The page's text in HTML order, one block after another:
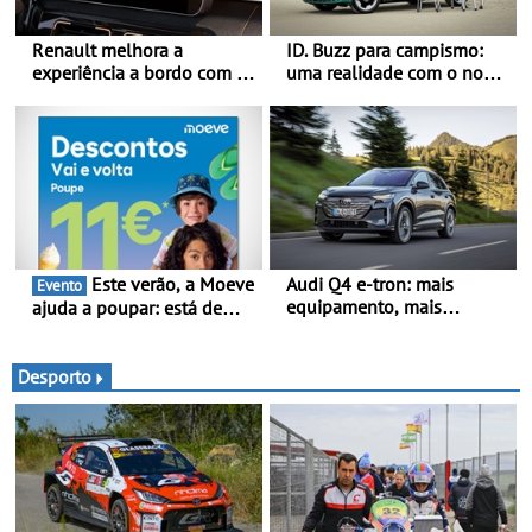
Renault melhora a
experiência a bordo com o
de IA da google, agora
disponível com o OpenR
link
ID. Buzz para campismo:
uma realidade com o novo
Boa-Noite: o ID. Buzz em
versão Auto-Caravana com
ISV de 0 €
Evento
ajuda a poupar: está de
até 11€
Audi Q4 e-tron: mais
equipamento, mais
autonomia e carregamento
Desporto